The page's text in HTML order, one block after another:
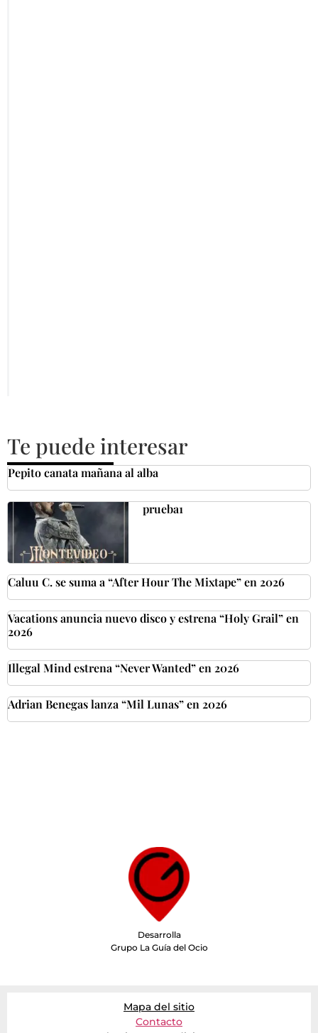
Te puede interesar
Pepito canata mañana al alba
prueba1
Caluu C. se suma a “After Hour The Mixtape” en 2026
Vacations anuncia nuevo disco y estrena “Holy Grail” en
2026
Illegal Mind estrena “Never Wanted” en 2026
Adrian Benegas lanza “Mil Lunas” en 2026
Desarrolla
Grupo La Guía del Ocio
Mapa del sitio
Contacto